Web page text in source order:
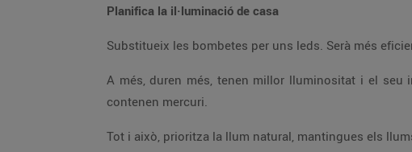
Planifica la il·luminació de casa
A més, duren més, tenen millor lluminositat i el seu impacte ambiental és quasi nul. A diferència de les bombetes de baix consum o convencionals, no
contenen mercuri.